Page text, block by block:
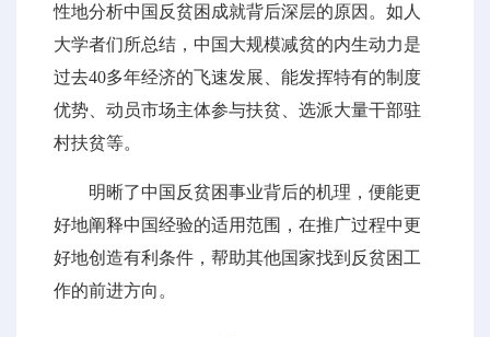
性地分析中国反贫困成就背后深层的原因。如人
大学者们所总结，中国大规模减贫的内生动力是
过去40多年经济的飞速发展、能发挥特有的制度
优势、动员市场主体参与扶贫、选派大量干部驻
村扶贫等。
明晰了中国反贫困事业背后的机理，便能更
好地阐释中国经验的适用范围，在推广过程中更
好地创造有利条件，帮助其他国家找到反贫困工
作的前进方向。